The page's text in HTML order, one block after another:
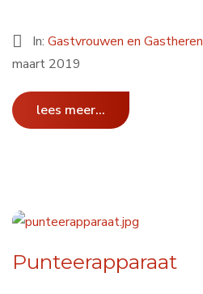
In:Gastvrouwen en Gastheren
maart 2019
lees meer...
Punteerapparaat